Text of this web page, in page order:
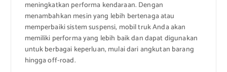
meningkatkan performa kendaraan. Dengan
menambahkan mesin yang lebih bertenaga atau
memperbaiki sistem suspensi, mobil truk Anda akan
memiliki performa yang lebih baik dan dapat digunakan
untuk berbagai keperluan, mulai dari angkutan barang
hingga off-road.